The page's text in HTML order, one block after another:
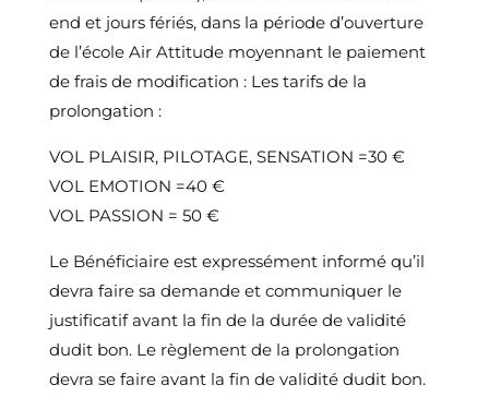
end et jours fériés, dans la période d’ouverture
de l’école Air Attitude moyennant le paiement
de frais de modification : Les tarifs de la
prolongation :
VOL PLAISIR, PILOTAGE, SENSATION =30 €
VOL EMOTION =40 €
VOL PASSION = 50 €
Le Bénéficiaire est expressément informé qu’il
devra faire sa demande et communiquer le
justificatif avant la fin de la durée de validité
dudit bon. Le règlement de la prolongation
devra se faire avant la fin de validité dudit bon.